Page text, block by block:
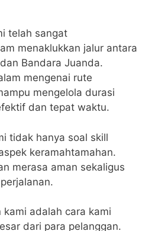
telah sangat
menaklukkan jalur antara
Bandara Juanda.
mengenai rute
mengelola durasi
dan tepat waktu.
tidak hanya soal skill
keramahtamahan.
merasa aman sekaligus
adalah cara kami
dari para pelanggan.